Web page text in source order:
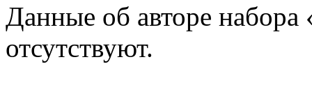
Данные об авторе
отсутствуют.